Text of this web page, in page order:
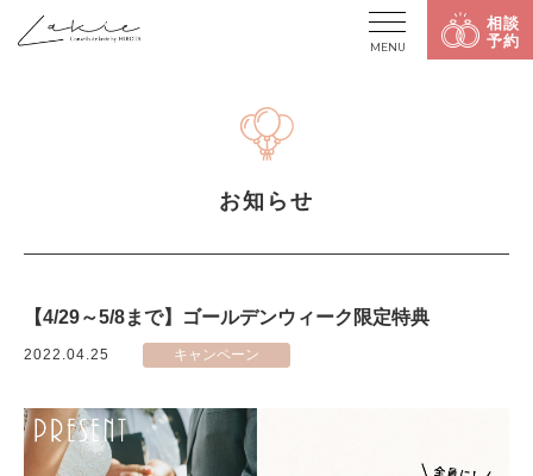
相談
予約
MENU
お知らせ
【4/29～5/8まで】ゴールデンウィーク限定特典
2022.04.25 キャンペーン